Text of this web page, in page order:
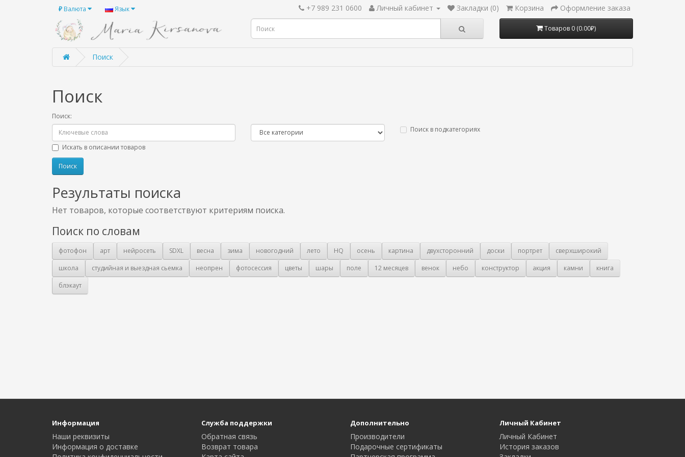
₽ Валюта Язык +7 989 231 0600 Личный кабинет Закладки (0) Корзина Оформление заказа
Товаров 0 (0.00₽)
Поиск
Поиск
Поиск:
Поиск в подкатегориях
Искать в описании товаров
Результаты поиска
Нет товаров, которые соответствуют критериям поиска.
Поиск по словам
фотофон арт нейросеть SDXL весна зима новогодний лето HQ осень картина двухсторонний доски портрет
сверхширокий
школа
студийная и выездная сьемка неопрен фотосессия цветы шары поле 12 месяцев венок небо конструктор акция камни
книга
блэкаут
Информация
Наши реквизиты
Информация о доставке
Служба поддержки
Обратная связь
Возврат товара
Дополнительно
Производители
Подарочные сертификаты
Личный Кабинет
Личный Кабинет
История заказов